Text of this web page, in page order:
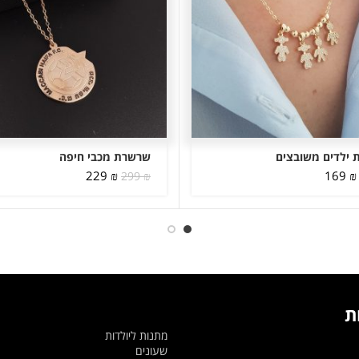
ילדים משובצים
המחיר
היה:
169 ₪
הוא:
שרשרת מכבי חיפה
299₪
המחיר
היה:
229 ₪
הוא:
מתנות ליולדות
שעונים